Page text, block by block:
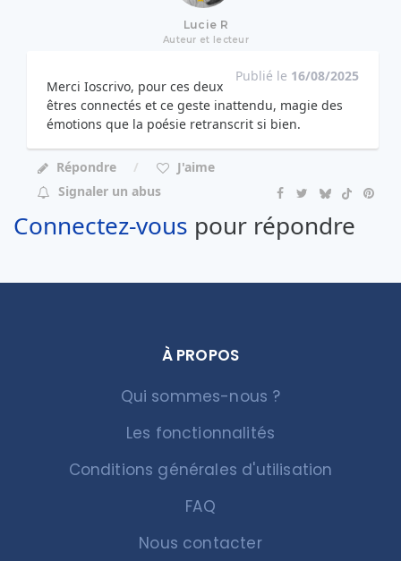
Lucie R
Auteur et lecteur
Publié le 16/08/2025
Merci Ioscrivo, pour ces deux
êtres connectés et ce geste inattendu, magie des
émotions que la poésie retranscrit si bien.
Répondre
J'aime
Signaler un abus
Connectez-vous pour répondre
À PROPOS
Qui sommes-nous ?
Les fonctionnalités
Conditions générales d'utilisation
FAQ
Nous contacter